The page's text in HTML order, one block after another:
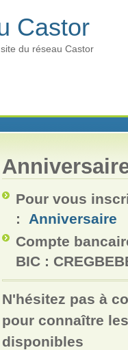
Castor
du réseau Castor
Pour vous
: Anniversaire
Compte
BIC :
N'hésitez pas à
pour connaître
disponibles